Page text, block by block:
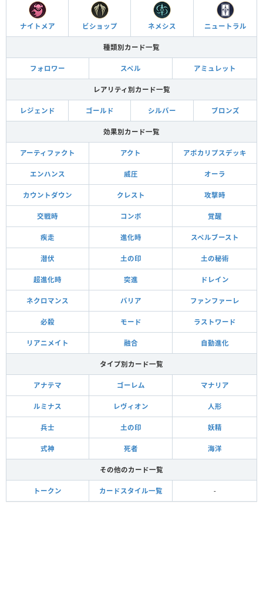
ナイトメア ビショップ ネメシス ニュートラル
種類別カード一覧
フォロワー スペル アミュレット
レアリティ別カード一覧
レジェンド ゴールド シルバー ブロンズ
効果別カード一覧
アーティファクト アクト アポカリプスデッキ
エンハンス 威圧 オーラ
カウントダウン クレスト 攻撃時
交戦時 コンボ 覚醒
疾走 進化時 スペルブースト
潜伏 土の印 土の秘術
超進化時 突進 ドレイン
ネクロマンス バリア ファンファーレ
必殺 モード ラストワード
リアニメイト 融合 自動進化
タイプ別カード一覧
アナテマ ゴーレム マナリア
ルミナス レヴィオン 人形
兵士 土の印 妖精
式神 死者 海洋
その他のカード一覧
トークン カードスタイル一覧 -